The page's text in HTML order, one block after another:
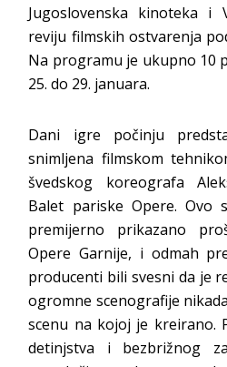
Jugoslovenska kinoteka i
reviju filmskih ostvarenja
Na programu je ukupno 10
25. do 29. januara.
Dani igre počinju
snimljena filmskom
švedskog koreografa
Balet pariske Opere. Ovo
premijerno prikazano
Opere Garnije, i odmah
producenti bili svesni da je
ogromne scenografije
scenu na kojoj je kreirano.
detinjstva i bezbrižnog